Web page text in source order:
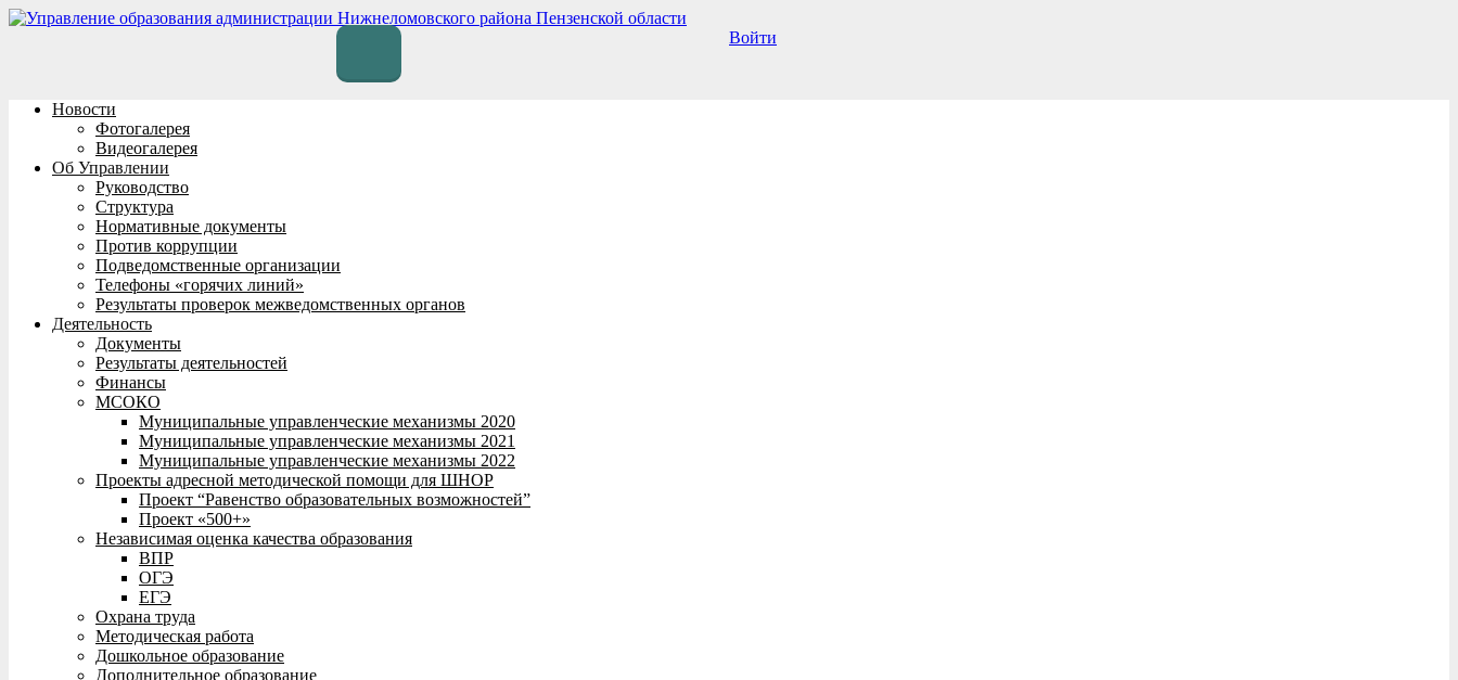
Перейти
Войти
Новости
Фотогалерея
Видеогалерея
Об Управлении
Руководство
Структура
Нормативные документы
Против коррупции
Подведомственные организации
Телефоны «горячих линий»
Результаты проверок межведомственных органов
Деятельность
Документы
Результаты деятельностей
Финансы
МСОКО
Муниципальные управленческие механизмы 2020
Муниципальные управленческие механизмы 2021
Муниципальные управленческие механизмы 2022
Проекты адресной методической помощи для ШНОР
Проект “Равенство образовательных возможностей”
Проект «500+»
Независимая оценка качества образования
ВПР
ОГЭ
ЕГЭ
Охрана труда
Методическая работа
Дошкольное образование
Дополнительное образование